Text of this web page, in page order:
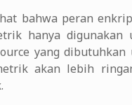
bahwa peran
hanya
yang
akan lebih